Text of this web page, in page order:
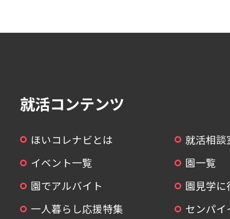
就活コンテンツ
ほいコレナビとは
就活相談
イベント一覧
園一覧
園でアルバイト
園見学
一人暮らし応援特集
センパ